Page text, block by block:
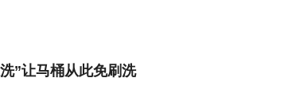
”让马桶从此免刷洗